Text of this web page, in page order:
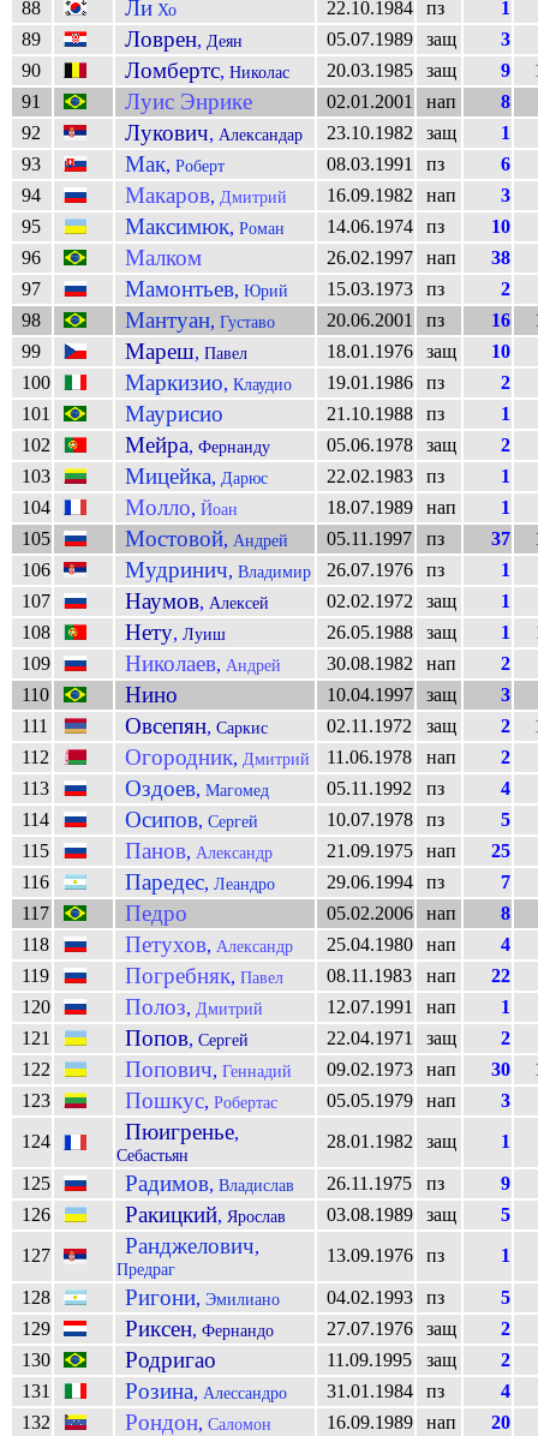
88 ЛиХо 22.10.1984 пз
1
89
Ловрен, Деян 05.07.1989 защ
3
90
Ломбертс, Николас 20.03.1985 защ 9
91
Луис Энрике 02.01.2001 нап
8
92
Лукович, Александар 23.10.1982 защ
1
93
Мак, Роберт 08.03.1991 пз
6
94
Макаров, Дмитрий 16.09.1982 нап
3
95
Максимюк, Роман 14.06.1974 пз
10
96
Малком 26.02.1997 нап
38
97
Мамонтьев, Юрий 15.03.1973 пз
2
98
Мантуан, Густаво 20.06.2001 пз 16
99
Мареш, Павел 18.01.1976 защ
10
100
Маркизио, Клаудио 19.01.1986 пз
2
101
Маурисио 21.10.1988 пз
1
102
Мейра, Фернанду 05.06.1978 защ
2
103
Мицейка, Дарюс 22.02.1983 пз
1
104
Молло, Йоан 18.07.1989 нап
1
105
Мостовой, Андрей 05.11.1997 пз 37
106
Мудринич, Владимир 26.07.1976 пз
1
107
Наумов, Алексей 02.02.1972 защ
1
108
Нету, Луиш 26.05.1988 защ 1
109
Николаев, Андрей 30.08.1982 нап
2
110
Нино 10.04.1997 защ
3
111
Овсепян, Саркис 02.11.1972 защ 2
112
Огородник, Дмитрий 11.06.1978 нап
2
113
Оздоев, Магомед 05.11.1992 пз
4
114
Осипов, Сергей 10.07.1978 пз
5
115
Панов, Александр 21.09.1975 нап
25
116
Паредес, Леандро 29.06.1994 пз
7
117
Педро 05.02.2006 нап
8
118
Петухов, Александр 25.04.1980 нап
4
119
Погребняк, Павел 08.11.1983 нап
22
120
Полоз, Дмитрий 12.07.1991 нап
1
121
Попов, Сергей 22.04.1971 защ
2
122
Попович, Геннадий 09.02.1973 нап 30
123
Пошкус, Робертас 05.05.1979 нап
3
124
Пюигренье,
Себастьян
28.01.1982 защ 1
125 Радимов, Владислав 26.11.1975 пз 9
126
Ракицкий, Ярослав 03.08.1989 защ
5
127
Ранджелович,
Предраг
13.09.1976 пз 1
128 Ригони, Эмилиано 04.02.1993 пз
5
129
Риксен, Фернандо 27.07.1976 защ
2
130
Родригао 11.09.1995 защ
2
131
Розина, Алессандро 31.01.1984 пз
4
132
Рондон, Саломон 16.09.1989 нап
20